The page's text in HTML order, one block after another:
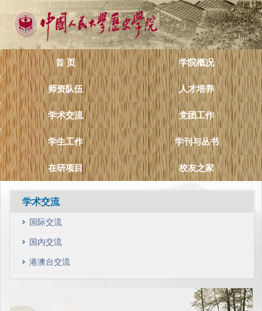
首 页 学院概况
师资队伍 人才培养
学术交流 党团工作
学生工作 学刊与丛书
在研项目 校友之家
学术交流
国际交流
国内交流
港澳台交流